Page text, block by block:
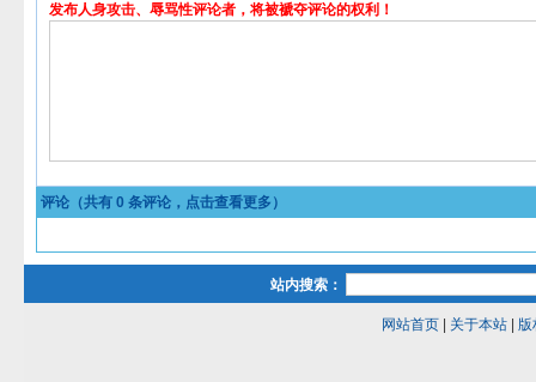
发布人身攻击、辱骂性评论者，将被褫夺评论的权利！
评论（共有 0 条评论，点击查看更多）
站内搜索：
网站首页| 关于本站| 版